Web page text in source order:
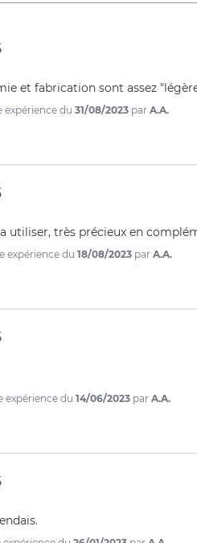
et fabrication sont assez
expérience du 31/08/2023 par A.A.
utiliser, très précieux en
expérience du 18/08/2023 par A.A.
expérience du 14/06/2023 par A.A.